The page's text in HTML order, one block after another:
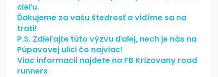
cieľu.
Ďakujeme za vašu štedrosť a vidíme sa na
trati!
P.S. Zdieľajte túto výzvu ďalej, nech je nás na
Púpavovej ulici čo najviac!
Viac informacii najdete na FB Krizovany road
runners